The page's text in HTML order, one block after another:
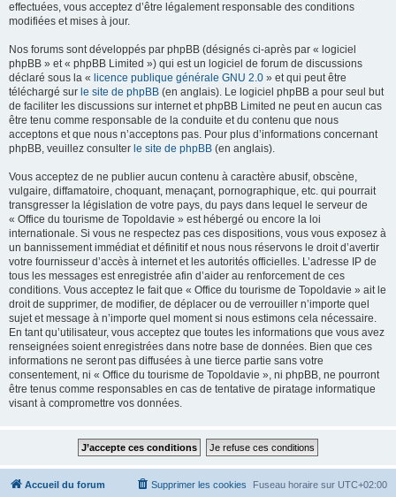
effectuées, vous acceptez d’être légalement responsable des conditions
modifiées et mises à jour.
Nos forums sont développés par phpBB (désignés ci-après par « logiciel
phpBB » et « phpBB Limited ») qui est un logiciel de forum de discussions
déclaré sous la « licence publique générale GNU 2.0 » et qui peut être
téléchargé sur le site de phpBB (en anglais). Le logiciel phpBB a pour seul but
de faciliter les discussions sur internet et phpBB Limited ne peut en aucun cas
être tenu comme responsable de la conduite et du contenu que nous
acceptons et que nous n’acceptons pas. Pour plus d’informations concernant
phpBB, veuillez consulter le site de phpBB (en anglais).
Vous acceptez de ne publier aucun contenu à caractère abusif, obscène,
vulgaire, diffamatoire, choquant, menaçant, pornographique, etc. qui pourrait
transgresser la législation de votre pays, du pays dans lequel le serveur de
« Office du tourisme de Topoldavie » est hébergé ou encore la loi
internationale. Si vous ne respectez pas ces dispositions, vous vous exposez à
un bannissement immédiat et définitif et nous nous réservons le droit d’avertir
votre fournisseur d’accès à internet et les autorités officielles. L’adresse IP de
tous les messages est enregistrée afin d’aider au renforcement de ces
conditions. Vous acceptez le fait que « Office du tourisme de Topoldavie » ait le
droit de supprimer, de modifier, de déplacer ou de verrouiller n’importe quel
sujet et message à n’importe quel moment si nous estimons cela nécessaire.
En tant qu’utilisateur, vous acceptez que toutes les informations que vous avez
renseignées soient enregistrées dans notre base de données. Bien que ces
informations ne seront pas diffusées à une tierce partie sans votre
consentement, ni « Office du tourisme de Topoldavie », ni phpBB, ne pourront
être tenus comme responsables en cas de tentative de piratage informatique
visant à compromettre vos données.
Accueil du forum Fuseau horaire sur UTC+02:00
Supprimer les cookies